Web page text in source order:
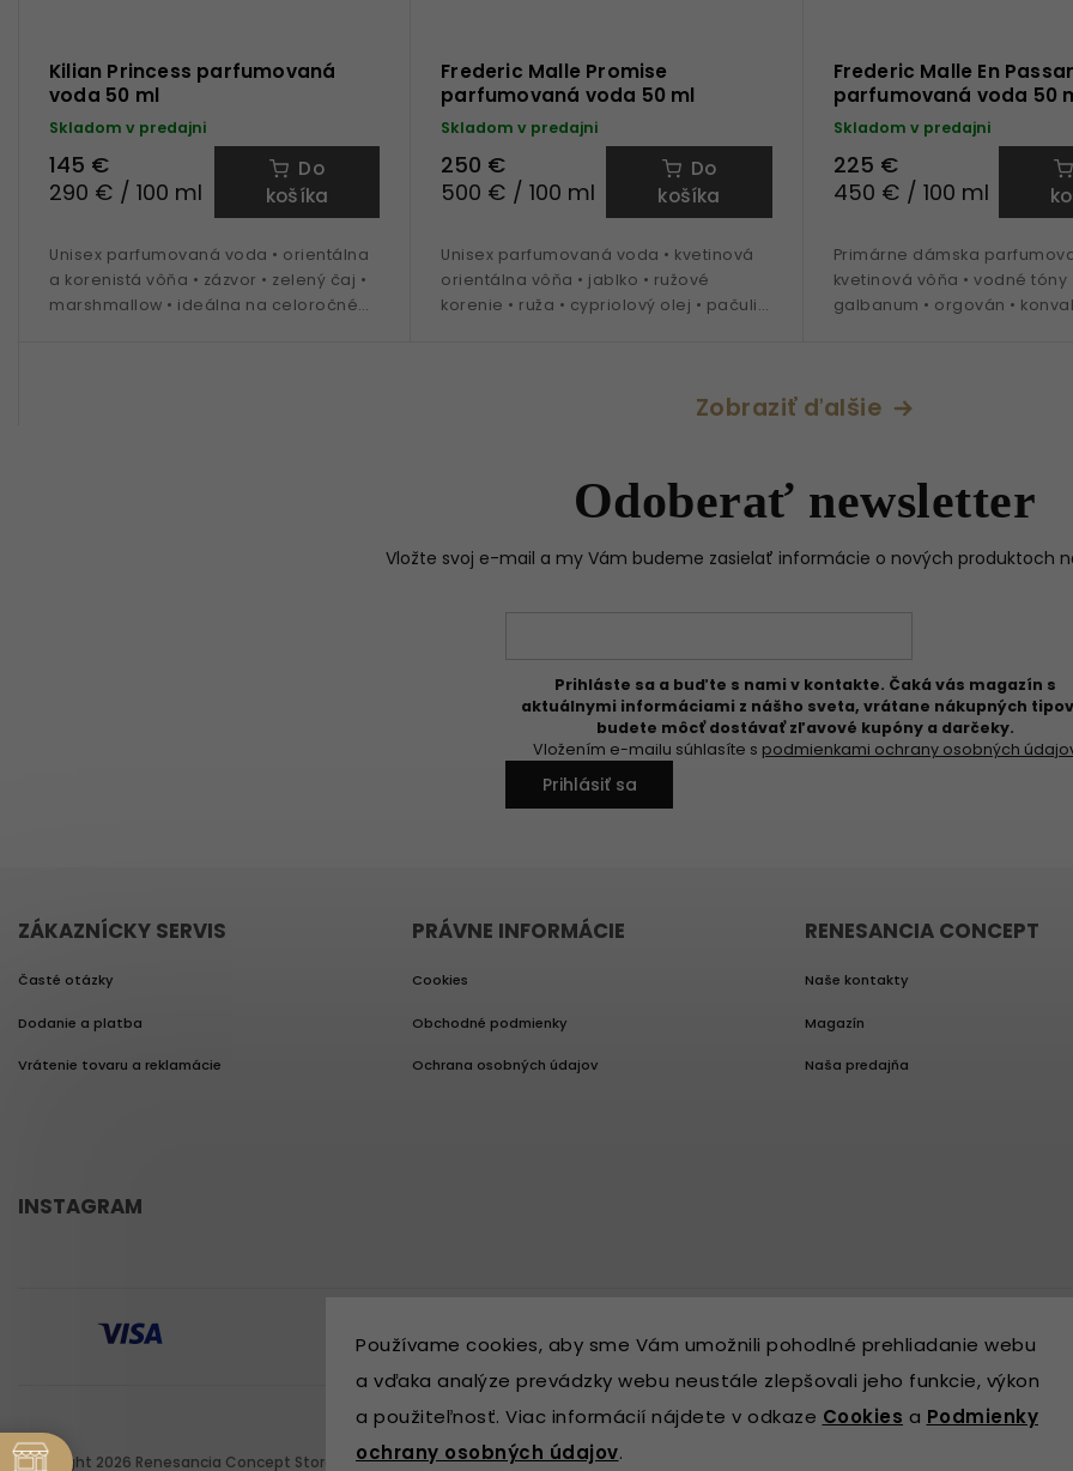
Používame cookies, aby sme Vám umožnili pohodlné prehliadanie webu
a vďaka analýze prevádzky webu neustále zlepšovali jeho funkcie, výkon
a použiteľnosť. Viac informácií nájdete v odkaze Cookies a Podmienky
ochrany osobných údajov.
Kilian Princess parfumovaná
voda 50 ml
Skladom v predajni
145 €
290 € / 100 ml
Do
košíka
Unisex parfumovaná voda • orientálna
a korenistá vôňa • zázvor • zelený čaj •
marshmallow • ideálna na celoročné
Frederic Malle Promise
parfumovaná voda 50 ml
Skladom v predajni
250 €
500 € / 100 ml
Do
košíka
Unisex parfumovaná voda • kvetinová
orientálna vôňa • jablko • ružové
korenie • ruža • cypriolový olej • pačuli •
Frederic Malle En
parfumovaná voda 50
Skladom v predajni
225 €
450 € / 100 ml
Primárne dámska
kvetinová vôňa • vodné tóny
galbanum • orgován •
Zobraziť ďalšie
Odoberať newsletter
Vložte svoj e-mail a my Vám budeme zasielať informácie o nových produktoch
Prihláste sa a buďte s nami v kontakte. Čaká vás magazín s
aktuálnymi informáciami z nášho sveta, vrátane nákupných
budete môcť dostávať zľavové kupóny a darčeky.
Vložením e-mailu súhlasíte s podmienkami ochrany osobných
Prihlásiť sa
ZÁKAZNÍCKY SERVIS
Časté otázky
Dodanie a platba
Vrátenie tovaru a reklamácie
PRÁVNE INFORMÁCIE
Cookies
Obchodné podmienky
Ochrana osobných údajov
RENESANCIA CONCEPT
Naše kontakty
Magazín
Naša predajňa
INSTAGRAM
Copyright 2026 Renesancia Concept Store . Všetky práva vyhradené.